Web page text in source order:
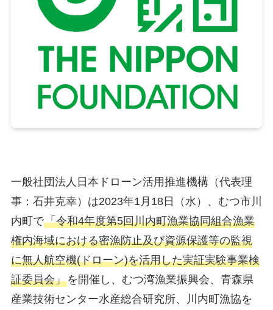
一般社団法人日本ドローン活用推進機構（代表理
事：石井克幸）は2023年1月18日（水）、むつ市川
内町で「令和4年度第5回川内町漁業協同組合漁業
権内海域における密漁防止及び資源保護等の監視
に無人航空機(ドローン)を活用した実証実験事業検
証委員会」を開催し、むつ湾漁業振興会、青森県
産業技術センター水産総合研究所、川内町漁協を